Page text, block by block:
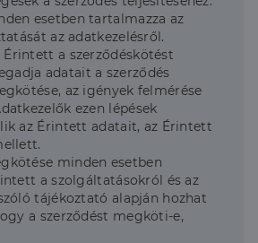
esetben tartalmazza az
az adatkezelésről.
a szerződéskötést
adatait a szerződés
az igények felmérése
ezen lépések
az Érintett adatait, az Érintett
minden esetben
a szolgáltatásokról és az
tájékoztató alapján hozhat
a szerződést megköti-e,
Szolgáltató/
Domain
Lejárat Leírás
.dh.hu
1 év 1
hónap
használja a
megőrzésére.
Microsoft
Corporation
.linkedin.com
1 nap
Ez egy Microsoft
első féltől származó
süti, amely biztosítja
/
Lejárat Leírás
Google LLC
1 év 3
hét
Ezt a cookie-t
a Doubleclick
információkat
szolgáltat
arról, hogy a
végfelhasználó
hogyan
használja a
Lejárat Leírás
1 nap
Ezt a cookie-t
arra használják,
hogy tárolja a
felhasználó
nyelvi
preferenciáit,
nyelvben a
következő
alkalommal
szolgálja fel a
weboldalt.